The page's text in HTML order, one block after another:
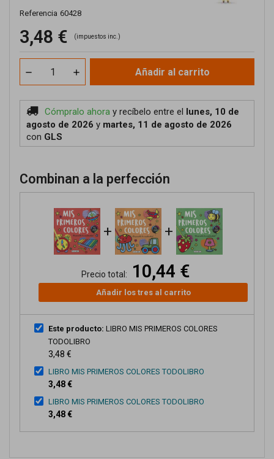
Referencia 60428
3,48 € (impuestos inc.)
Añadir al carrito
Cómpralo ahora y recíbelo entre el lunes, 10 de
agosto de 2026 y martes, 11 de agosto de 2026
con GLS
Combinan a la perfección
+ +
Precio total: 10,44 €
Añadir los tres al carrito
Este producto: LIBRO MIS PRIMEROS COLORES
TODOLIBRO
3,48 €
LIBRO MIS PRIMEROS COLORES TODOLIBRO
3,48 €
LIBRO MIS PRIMEROS COLORES TODOLIBRO
3,48 €